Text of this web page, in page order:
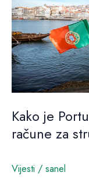
Kako je
račune za
Vijesti / sanel
račune
za
struju
gotovo
na
nulu?